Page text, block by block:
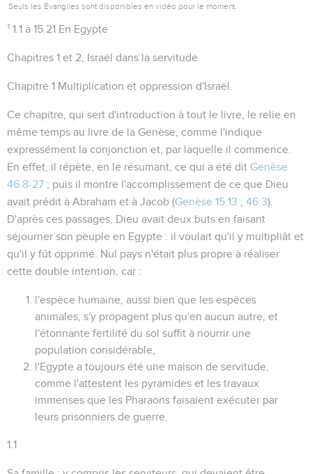
Seuls les Évangiles sont disponibles en vidéo pour le moment.
1 1.1 à 15.21 En Egypte
Chapitres 1 et 2, Israël dans la servitude
Chapitre 1 Multiplication et oppression d'Israël.
Ce chapitre, qui sert d'introduction à tout le livre, le relie en
même temps au livre de la Genèse, comme l'indique
expressément la conjonction et , par laquelle il commence.
En effet, il répète, en le résumant, ce qui a été dit Genèse
46.8-27 ; puis il montre l'accomplissement de ce que Dieu
avait prédit à Abraham et à Jacob (Genèse 15.13 ; 46.3).
D'après ces passages, Dieu avait deux buts en faisant
séjourner son peuple en Egypte : il voulait qu'il y multipliât et
qu'il y fût opprimé. Nul pays n'était plus propre à réaliser
cette double intention, car :
l'espèce humaine, aussi bien que les espèces
animales, s'y propagent plus qu'en aucun autre, et
l'étonnante fertilité du sol suffit à nourrir une
population considérable,
l'Egypte a toujours été une maison de servitude
comme l'attestent les pyramides et les travaux
immenses que les Pharaons faisaient exécuter par
leurs prisonniers de guerre.
1.1